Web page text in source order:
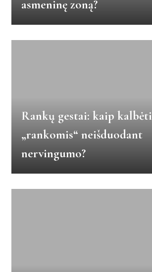
asmeninę zoną?
Rankų gestai: kaip kalbėti
„rankomis“ neišduodant
nervingumo?